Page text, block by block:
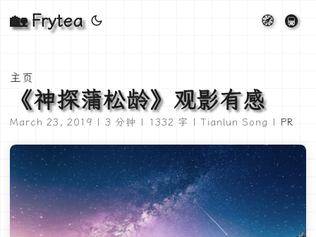
🏡 Frytea 🧭 🚇
主页
《神探蒲松龄》观影有感
March 23, 2019 | 3 分钟 | 1332 字 | Tianlun Song | PR